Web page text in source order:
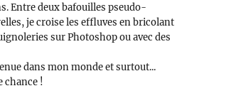
Entre deux bafouilles pseudo-
je croise les effluves en bricolant
sur Photoshop ou avec des
dans mon monde et surtout...
chance !